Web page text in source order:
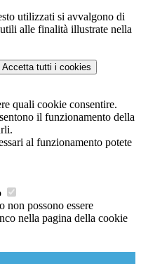
utilizzati si avvalgono di
alle finalità illustrate nella
Accetta tutti i cookies
quali cookie consentire.
il funzionamento della
al funzionamento potete
non possono essere
nella pagina della cookie